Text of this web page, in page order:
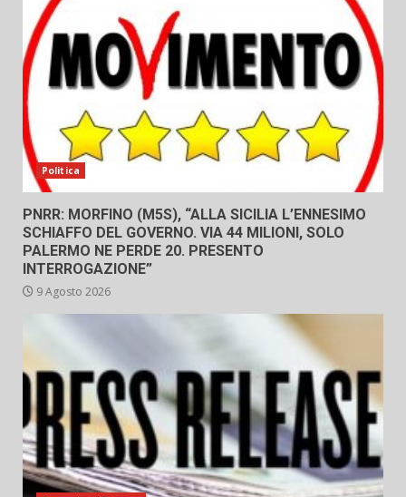
Politica
PNRR: MORFINO (M5S), “ALLA SICILIA L’ENNESIMO
SCHIAFFO DEL GOVERNO. VIA 44 MILIONI, SOLO
PALERMO NE PERDE 20. PRESENTO
INTERROGAZIONE”
9 Agosto 2026